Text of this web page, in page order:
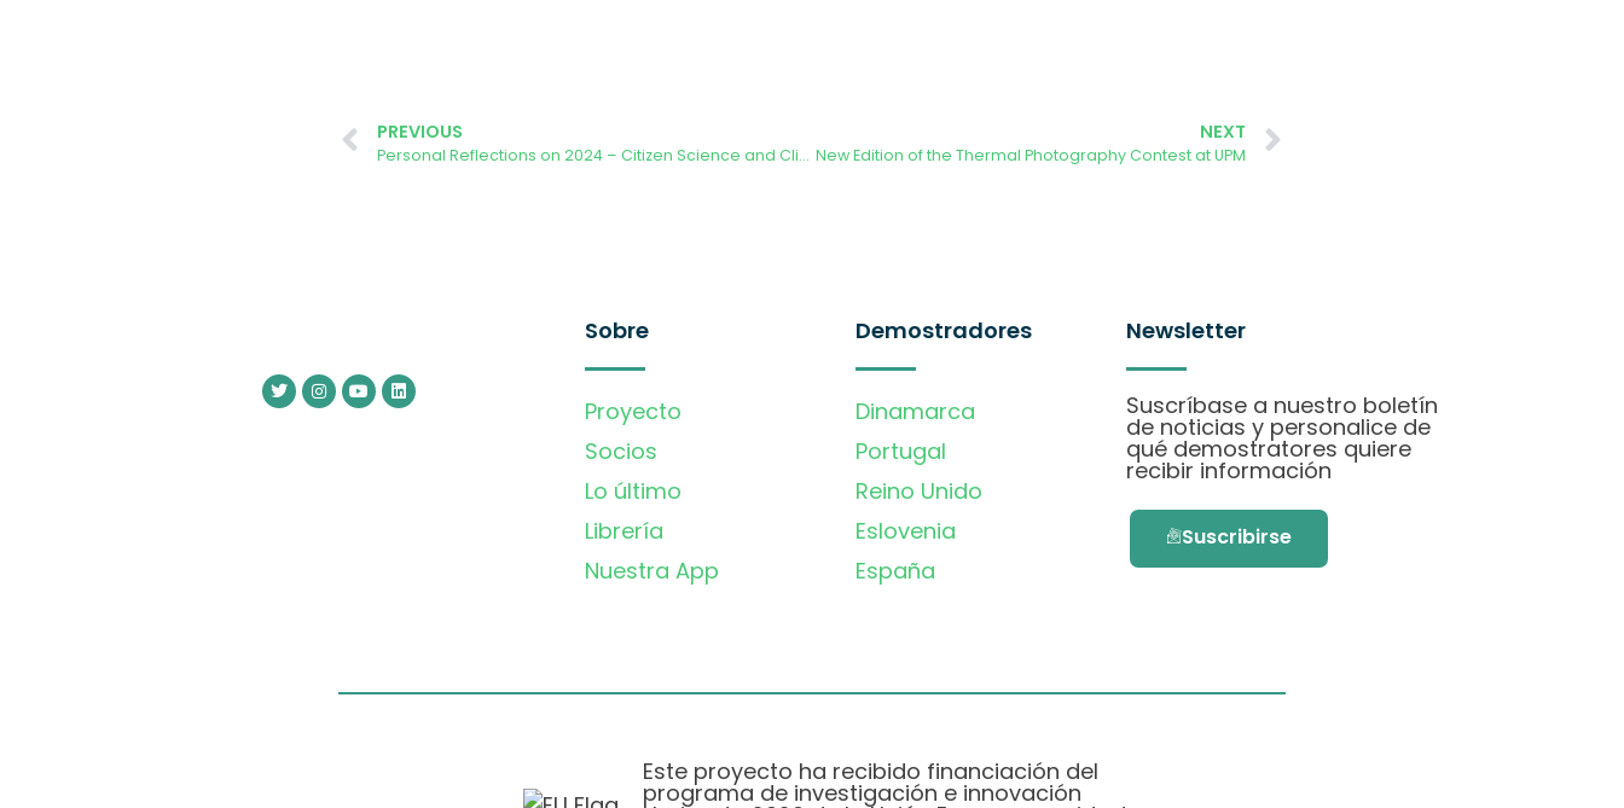
PREVIOUS
Personal Reflections on 2024 – Citizen Science and Climate Change
NEXT
New Edition of the Thermal Photography Contest at UPM
Sobre
Proyecto
Socios
Lo último
Librería
Nuestra App
Demostradores
Dinamarca
Portugal
Reino Unido
Eslovenia
España
Newsletter
Suscríbase a nuestro boletín
de noticias y personalice de
qué demostratores quiere
recibir información
Suscribirse
Este proyecto ha recibido financiación del
programa de investigación e innovación